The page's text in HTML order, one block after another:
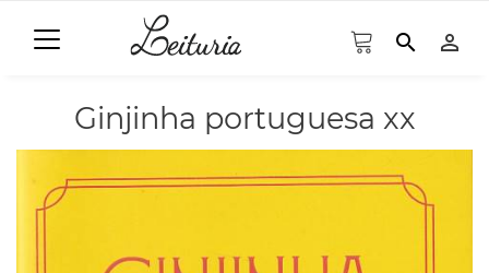
search person_outline
Ginjinha portuguesa xx